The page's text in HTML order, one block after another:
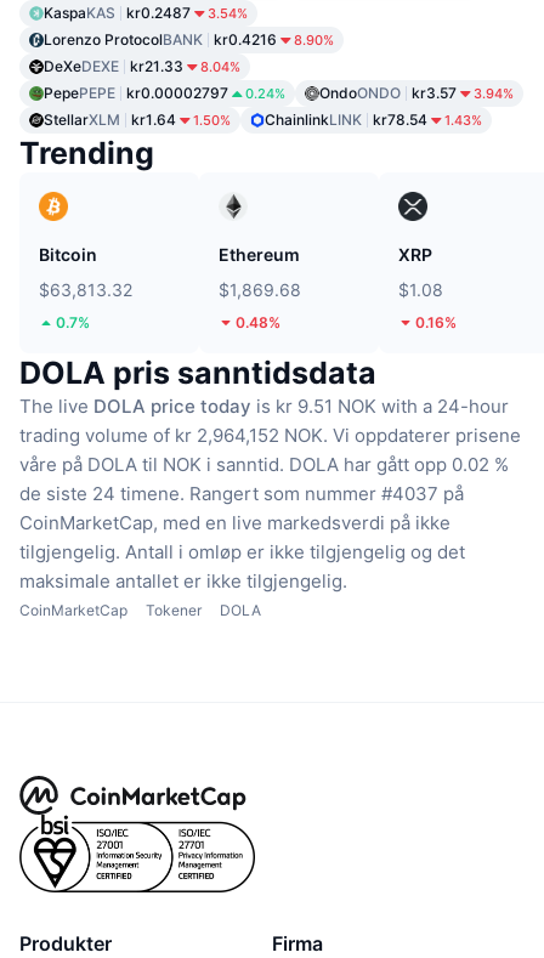
KaspaKAS kr0.2487 3.54%
Lorenzo ProtocolBANK kr0.4216 8.90%
DeXeDEXE kr21.33 8.04%
PepePEPE kr0.00002797 0.24% OndoONDO kr3.57 3.94%
StellarXLM kr1.64 1.50% ChainlinkLINK kr78.54 1.43%
Trending
Bitcoin
$63,813.32
0.7%
Ethereum
$1,869.68
0.48%
XRP
$1.08
0.16%
DOLA pris sanntidsdata
The live DOLA price today is kr 9.51 NOK with a 24-hour
trading volume of kr 2,964,152 NOK. Vi oppdaterer prisene
våre på DOLA til NOK i sanntid. DOLA har gått opp 0.02 %
de siste 24 timene. Rangert som nummer #4037 på
CoinMarketCap, med en live markedsverdi på ikke
tilgjengelig. Antall i omløp er ikke tilgjengelig og det
maksimale antallet er ikke tilgjengelig.
CoinMarketCap Tokener DOLA
Produkter Firma